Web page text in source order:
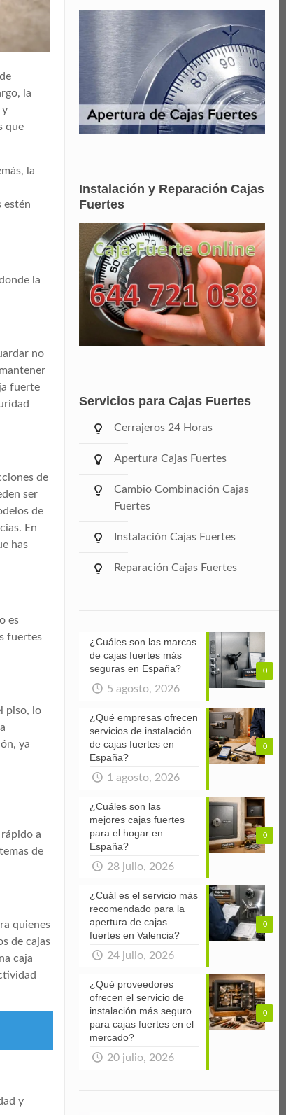
la
y
que
la
estén
la
no
fuerte
de
ser
de
En
has
es
fuertes
piso, lo
ya
a
de
quienes
de cajas
caja
y
Instalación y Reparación Cajas
Fuertes
Servicios para Cajas Fuertes
Cerrajeros 24 Horas
Apertura Cajas Fuertes
Cambio Combinación Cajas
Fuertes
Instalación Cajas Fuertes
Reparación Cajas Fuertes
0
¿Cuáles son las marcas
de cajas fuertes más
seguras en España?
5 agosto, 2026
0
¿Qué empresas ofrecen
servicios de instalación
de cajas fuertes en
España?
1 agosto, 2026
0
¿Cuáles son las
mejores cajas fuertes
para el hogar en
España?
28 julio, 2026
0
¿Cuál es el servicio más
recomendado para la
apertura de cajas
fuertes en Valencia?
24 julio, 2026
0
¿Qué proveedores
ofrecen el servicio de
instalación más seguro
para cajas fuertes en el
mercado?
20 julio, 2026